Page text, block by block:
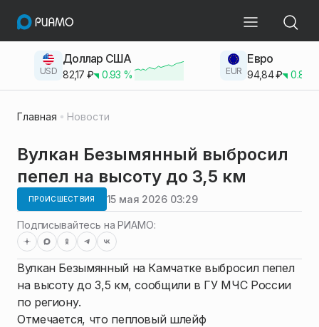
USD
Доллар США
82,17 ₽ 0.93 % EUR
Евро
94,84₽ 0.83
Главная Новости
Вулкан Безымянный выбросил
пепел на высоту до 3,5 км
ПРОИСШЕСТВИЯ 15 мая 2026 03:29
Подписывайтесь на РИАМО:
Вулкан Безымянный на Камчатке выбросил пепел
на высоту до 3,5 км, сообщили в ГУ МЧС России
по региону.
Отмечается, что пепловый шлейф